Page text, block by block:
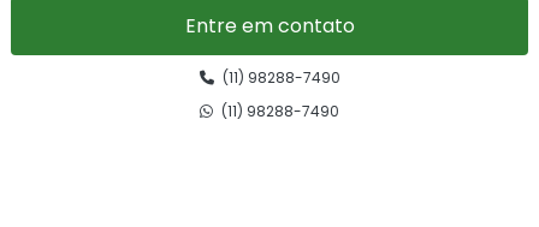
Constelação sistêmica integrada
Constelação sistêmica integrativa
Entre em contato
(11) 98288-7490
(11) 98288-7490